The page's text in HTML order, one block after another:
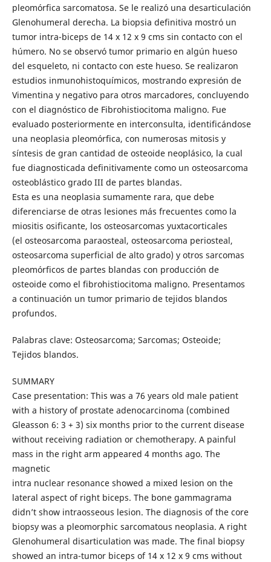
pleomórfica sarcomatosa. Se le realizó una desarticulación
Glenohumeral derecha. La biopsia definitiva mostró un
tumor intra-biceps de 14 x 12 x 9 cms sin contacto con el
húmero. No se observó tumor primario en algún hueso
del esqueleto, ni contacto con este hueso. Se realizaron
estudios inmunohistoquímicos, mostrando expresión de
Vimentina y negativo para otros marcadores, concluyendo
con el diagnóstico de Fibrohistiocitoma maligno. Fue
evaluado posteriormente en interconsulta, identificándose
una neoplasia pleomórfica, con numerosas mitosis y
síntesis de gran cantidad de osteoide neoplásico, la cual
fue diagnosticada definitivamente como un osteosarcoma
osteoblástico grado III de partes blandas.
Esta es una neoplasia sumamente rara, que debe
diferenciarse de otras lesiones más frecuentes como la
miositis osificante, los osteosarcomas yuxtacorticales
(el osteosarcoma paraosteal, osteosarcoma periosteal,
osteosarcoma superficial de alto grado) y otros sarcomas
pleomórficos de partes blandas con producción de
osteoide como el fibrohistiocitoma maligno. Presentamos
a continuación un tumor primario de tejidos blandos
profundos.
Palabras clave: Osteosarcoma; Sarcomas; Osteoide;
Tejidos blandos.
SUMMARY
Case presentation: This was a 76 years old male patient
with a history of prostate adenocarcinoma (combined
Gleasson 6: 3 + 3) six months prior to the current disease
without receiving radiation or chemotherapy. A painful
mass in the right arm appeared 4 months ago. The
magnetic
intra nuclear resonance showed a mixed lesion on the
lateral aspect of right biceps. The bone gammagrama
didn’t show intraosseous lesion. The diagnosis of the core
biopsy was a pleomorphic sarcomatous neoplasia. A right
Glenohumeral disarticulation was made. The final biopsy
showed an intra-tumor biceps of 14 x 12 x 9 cms without